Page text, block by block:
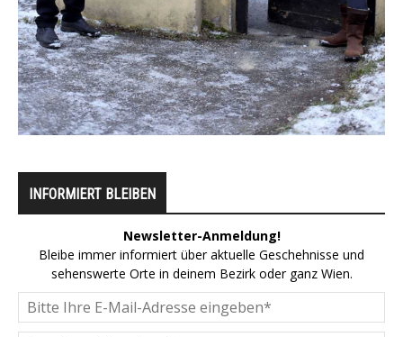
INFORMIERT BLEIBEN
Newsletter-Anmeldung!
Bleibe immer informiert über aktuelle Geschehnisse und
sehenswerte Orte in deinem Bezirk oder ganz Wien.